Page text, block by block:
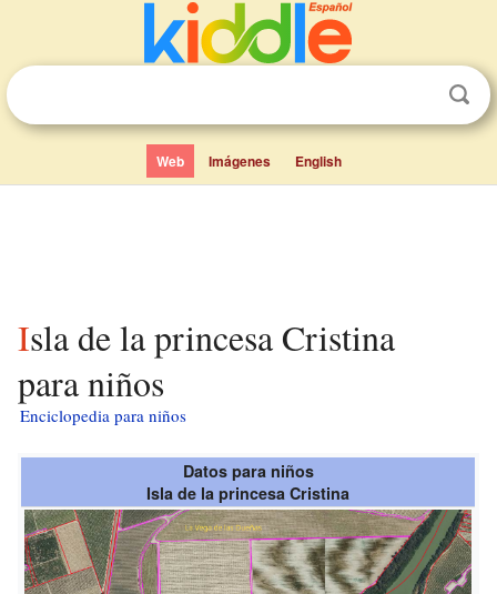
Web Imágenes English
Isla de la princesa Cristina
para niños
Enciclopedia para niños
Datos para niños
Isla de la princesa Cristina